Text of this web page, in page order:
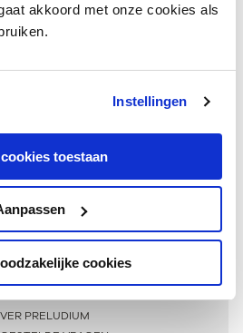
akkoord met onze cookies als
Instellingen
toestaan
cookies
informatie
PRELUDIUM